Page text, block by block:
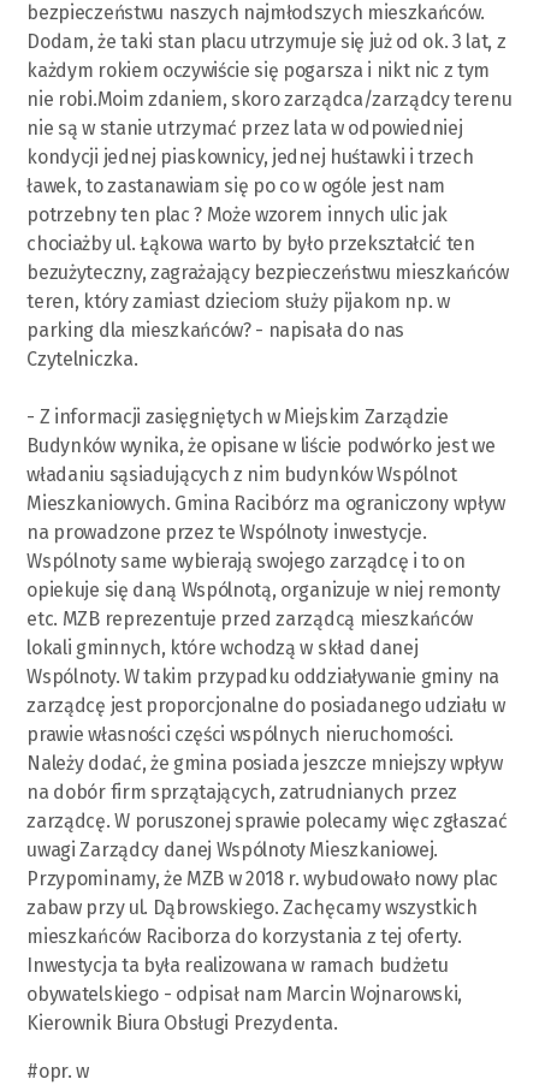
bezpieczeństwu naszych najmłodszych mieszkańców.
Dodam, że taki stan placu utrzymuje się już od ok. 3 lat, z
każdym rokiem oczywiście się pogarsza i nikt nic z tym
nie robi.Moim zdaniem, skoro zarządca/zarządcy terenu
nie są w stanie utrzymać przez lata w odpowiedniej
kondycji jednej piaskownicy, jednej huśtawki i trzech
ławek, to zastanawiam się po co w ogóle jest nam
potrzebny ten plac ? Może wzorem innych ulic jak
chociażby ul. Łąkowa warto by było przekształcić ten
bezużyteczny, zagrażający bezpieczeństwu mieszkańców
teren, który zamiast dzieciom służy pijakom np. w
parking dla mieszkańców? - napisała do nas
Czytelniczka.
- Z informacji zasięgniętych w Miejskim Zarządzie
Budynków wynika, że opisane w liście podwórko jest we
władaniu sąsiadujących z nim budynków Wspólnot
Mieszkaniowych. Gmina Racibórz ma ograniczony wpływ
na prowadzone przez te Wspólnoty inwestycje.
Wspólnoty same wybierają swojego zarządcę i to on
opiekuje się daną Wspólnotą, organizuje w niej remonty
etc. MZB reprezentuje przed zarządcą mieszkańców
lokali gminnych, które wchodzą w skład danej
Wspólnoty. W takim przypadku oddziaływanie gminy na
zarządcę jest proporcjonalne do posiadanego udziału w
prawie własności części wspólnych nieruchomości.
Należy dodać, że gmina posiada jeszcze mniejszy wpływ
na dobór firm sprzątających, zatrudnianych przez
zarządcę. W poruszonej sprawie polecamy więc zgłaszać
uwagi Zarządcy danej Wspólnoty Mieszkaniowej.
Przypominamy, że MZB w 2018 r. wybudowało nowy plac
zabaw przy ul. Dąbrowskiego. Zachęcamy wszystkich
mieszkańców Raciborza do korzystania z tej oferty.
Inwestycja ta była realizowana w ramach budżetu
obywatelskiego - odpisał nam Marcin Wojnarowski,
Kierownik Biura Obsługi Prezydenta.
#opr. w